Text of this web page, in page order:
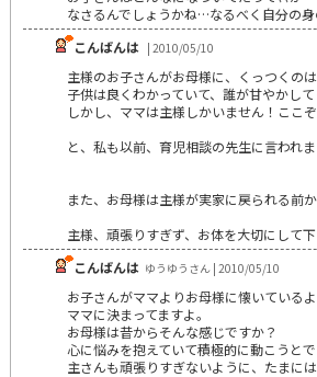
なさるんでしょうかね…なるべく自分の
こんばんは | 2010/05/10
主様のお子さんがお母様に、くっつくの
子供は良くわかっていて、誰が甘やかし
しかし、ママは主様しかいません！ここ
と、私も以前、育児相談の先生に言われま
また、お母様は主様が実家に戻られる前
主様、頑張りすぎず、お体を大切にして
こんばんは ゆうゆうさん | 2010/05/10
お子さんがママよりお母様に懐いている
ママに決まってますよ。
お母様は昔からそんな感じですか？
心に悩みを抱えていて積極的に動こうと
主さんも頑張りすぎないように、たまに